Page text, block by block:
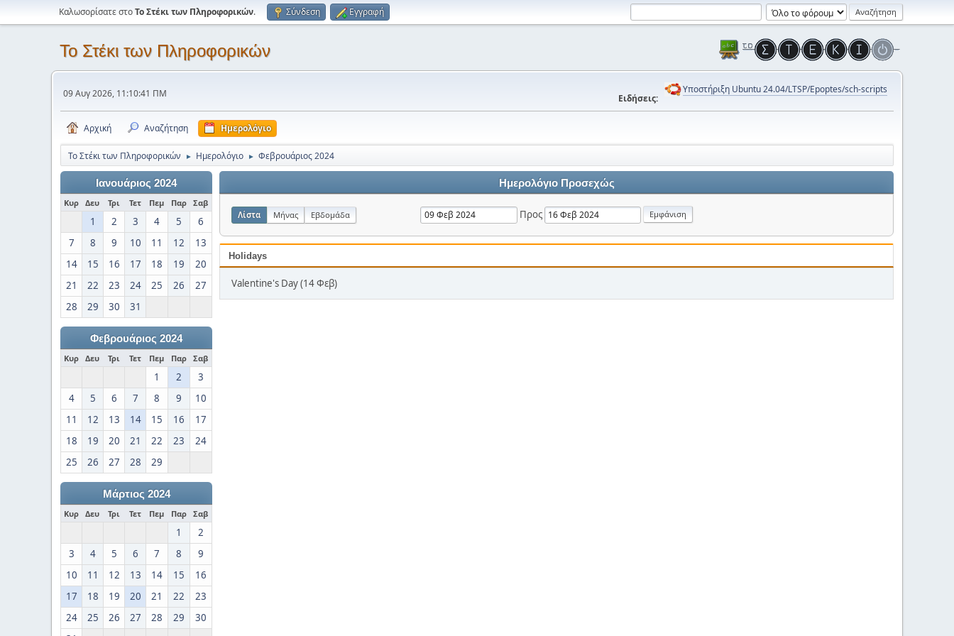
Καλωσορίσατε στοΤο Στέκι των Πληροφορικών. Σύνδεση Εγγραφή
Το Στέκι των Πληροφορικών
09 Αυγ 2026, 11:10:41 ΠΜ Ειδήσεις:
Υποστήριξη Ubuntu 24.04/LTSP/Epoptes/sch-scripts
Αρχική Αναζήτηση Ημερολόγιο
Το Στέκι των Πληροφορικών ► Ημερολόγιο ► Φεβρουάριος 2024
Ιανουάριος 2024
Κυρ Δευ Τρι Τετ Πεμ Παρ Σαβ
1 2 3 4 5
6
7
8 9 10 11 12
13
14
15 16 17 18 19
20
21
22 23 24 25 26
27
28
29 30 31
Φεβρουάριος 2024
Κυρ Δευ Τρι Τετ Πεμ Παρ Σαβ
1 2
3
4
5 6 7 8 9
10
11
12 13 14 15 16
17
18
19 20 21 22 23
24
25
26 27 28 29
Μάρτιος 2024
Κυρ Δευ Τρι Τετ Πεμ Παρ Σαβ
1
2
3
4 5 6 7 8
9
10
11 12 13 14 15
16
17
18 19 20 21 22
23
24
25 26 27 28 29
30
Ημερολόγιο Προσεχώς
Λίστα Μήνας Εβδομάδα Προς
Holidays
Valentine's Day (14 Φεβ)